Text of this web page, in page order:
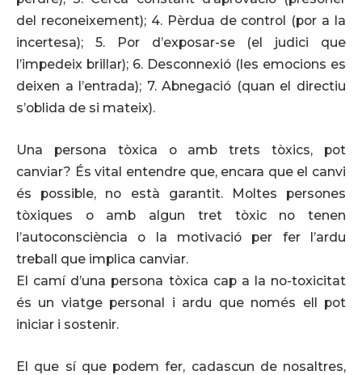
del reconeixement); 4. Pèrdua de control (por a la
incertesa); 5. Por d’exposar-se (el judici que
l’impedeix brillar); 6. Desconnexió (les emocions es
deixen a l’entrada); 7. Abnegació (quan el directiu
s’oblida de si mateix).
Una persona tòxica o amb trets tòxics, pot
canviar? És vital entendre que, encara que el canvi
és possible, no està garantit. Moltes persones
tòxiques o amb algun tret tòxic no tenen
l’autoconsciència o la motivació per fer l’ardu
treball que implica canviar.
El camí d’una persona tòxica cap a la no-toxicitat
és un viatge personal i ardu que només ell pot
iniciar i sostenir.
El que sí que podem fer, cadascun de nosaltres,